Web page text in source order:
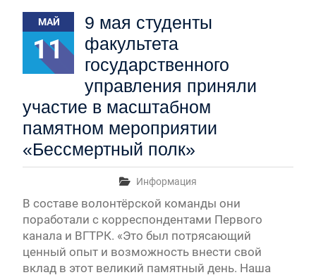
Конкурсные списки лиц, прошедших
вступительные испытания в МГУ имени
М.В.Ломоносова в 2026 году по каждому
конкурсу (ранжированные списки поступающих)
Вячеслав Никонов в программе «Большая игра» —
Первый канал, 24.07.2026. Часть 1-2
Вниманию абитуриентов бакалавриата! Открыта
онлайн-запись на заключение договора на
обучение
Вячеслав Никонов в программе «Большая игра»
— Первый канал, 05.08.2026. Часть 1-3
МАЙ
11
9 мая студенты
факультета
государственного
управления приняли
участие в масштабном
памятном мероприятии
«Бессмертный полк»
Информация
В составе волонтёрской команды они
поработали с корреспондентами Первого
канала и ВГТРК. «Это был потрясающий
ценный опыт и возможность внести свой
вклад в этот великий памятный день. Наша